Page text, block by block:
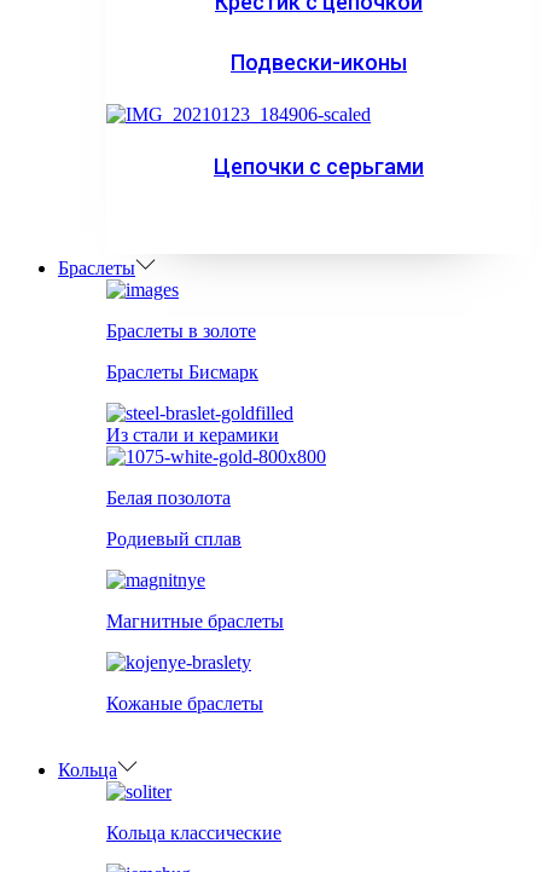
Подвески-иконы
Цепочки с серьгами
Браслеты
Браслеты в золоте
Браслеты Бисмарк
Из стали и керамики
Белая позолота
Родиевый сплав
Магнитные браслеты
Кожаные браслеты
Кольца
Кольца классические